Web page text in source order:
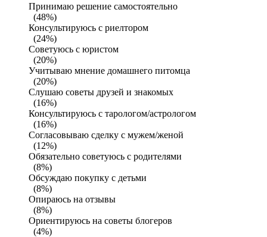
Принимаю решение самостоятельно
(48%)
Консультируюсь с риелтором
(24%)
Советуюсь с юристом
(20%)
Учитываю мнение домашнего питомца
(20%)
Слушаю советы друзей и знакомых
(16%)
Консультируюсь с тарологом/астрологом
(16%)
Согласовываю сделку с мужем/женой
(12%)
Обязательно советуюсь с родителями
(8%)
Обсуждаю покупку с детьми
(8%)
Опираюсь на отзывы
(8%)
Ориентируюсь на советы блогеров
(4%)